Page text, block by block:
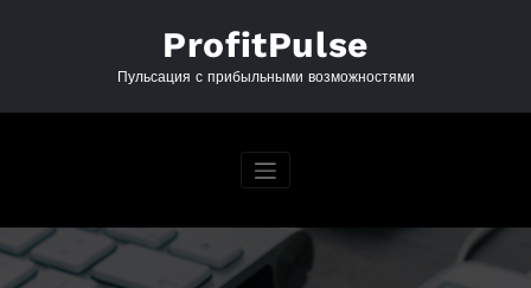
ProfitPulse
Пульсация с прибыльными возможностями